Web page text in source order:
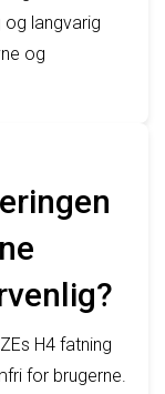
langvarig
og
H4 fatning
for brugerne.